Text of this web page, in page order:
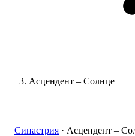
Асцендент – Солнце
Синастрия · Асцендент –